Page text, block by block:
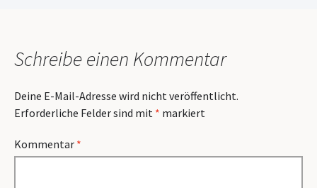
Schreibe einen Kommentar
Deine E-Mail-Adresse wird nicht veröffentlicht.
Erforderliche Felder sind mit * markiert
Kommentar *